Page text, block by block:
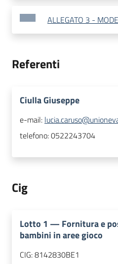
ALLEGATO 3 -
Referenti
Ciulla Giuseppe
e-mail:
telefono:0522243704
Cig
Lotto 1 — Fornitura e
bambini in aree gioco
CIG:8142830BE1